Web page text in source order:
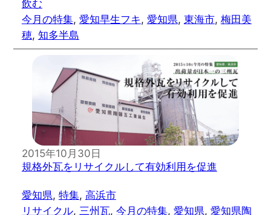
飲む
今月の特集, 愛知早生フキ, 愛知県, 東海市, 梅田美
穂, 知多半島
2015年10月30日
規格外瓦をリサイクルして有効利用を促進
愛知県, 特集, 高浜市
リサイクル, 三州瓦, 今月の特集, 愛知県, 愛知県陶